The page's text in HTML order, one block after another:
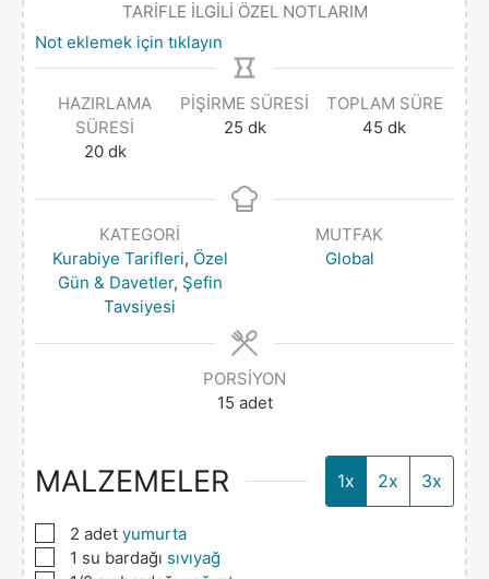
TARİFLE İLGİLİ ÖZEL NOTLARIM
Not eklemek için tıklayın
HAZIRLAMA
SÜRESI
20 dk
PIŞIRME SÜRESI
25 dk
TOPLAM SÜRE
45 dk
KATEGORI
Kurabiye Tarifleri, Özel
Gün & Davetler, Şefin
Tavsiyesi
MUTFAK
Global
PORSIYON
15 adet
MALZEMELER 1x 2x 3x
▢
2 adet yumurta
▢1 su bardağı sıvıyağ